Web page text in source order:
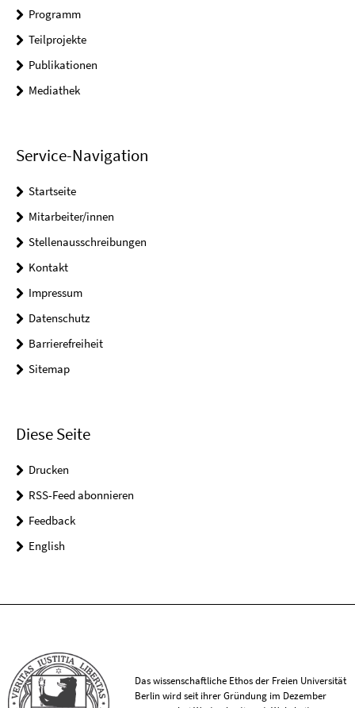
Programm
Teilprojekte
Publikationen
Mediathek
Service-Navigation
Startseite
Mitarbeiter/innen
Stellenausschreibungen
Kontakt
Impressum
Datenschutz
Barrierefreiheit
Sitemap
Diese Seite
Drucken
RSS-Feed abonnieren
Feedback
English
Das wissenschaftliche Ethos der Freien Universität
Berlin wird seit ihrer Gründung im Dezember